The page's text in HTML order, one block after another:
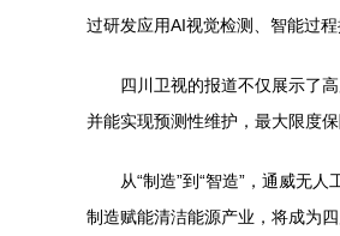
过研发应用AI视觉检测、智能过
四川卫视的报道不仅展示了
并能实现预测性维护，最大限度
从“制造”到“智造”，通威无
制造赋能清洁能源产业，将成为